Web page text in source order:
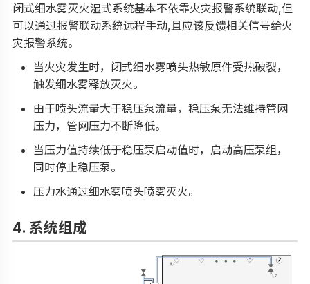
闭式细水雾灭火湿式系统基本不依靠火灾报警系统联动,但
可以通过报警联动系统远程手动,且应该反馈相关信号给火
灾报警系统。
当火灾发生时，闭式细水雾喷头热敏原件受热破裂，
触发细水雾释放灭火。
由于喷头流量大于稳压泵流量，稳压泵无法维持管网
压力，管网压力不断降低。
当压力值持续低于稳压泵启动值时，启动高压泵组，
同时停止稳压泵。
压力水通过细水雾喷头喷雾灭火。
4. 系统组成